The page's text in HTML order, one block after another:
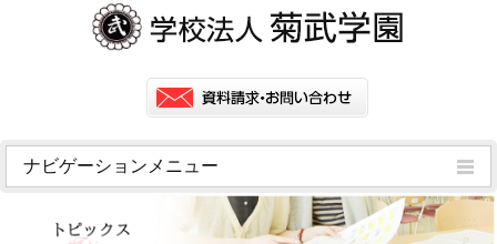
ナビゲーションメニュー